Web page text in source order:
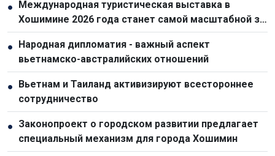
●
Международная туристическая выставка в
Хошимине 2026 года станет самой масштабной за
всю историю
●
Народная дипломатия - важный аспект
вьетнамско-австралийских отношений
●
Вьетнам и Таиланд активизируют всестороннее
сотрудничество
● Законопроект о городском развитии предлагает
специальный механизм для города Хошимин